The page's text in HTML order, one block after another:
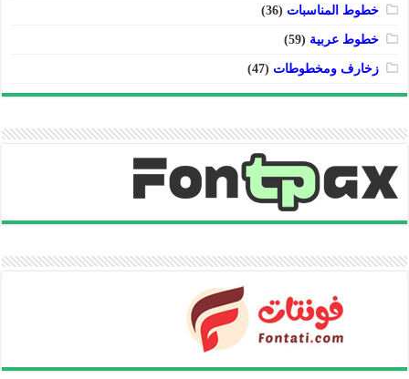
خطوط المناسبات (36)
خطوط عربية (59)
زخارف ومخطوطات (47)